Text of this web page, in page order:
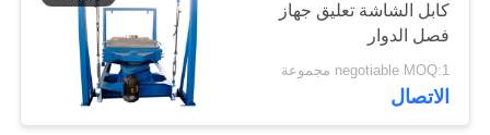
تصنيف الهواء بشاشة
توربو
23
كابل الشاشة تعليق جهاز
فصل الدوار
negotiable MOQ:1 مجموعة
الاتصال